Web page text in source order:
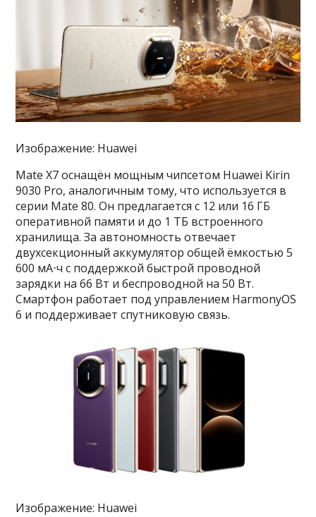
Изображение: Huawei
Mate X7 оснащён мощным чипсетом Huawei Kirin
9030 Pro, аналогичным тому, что используется в
серии Mate 80. Он предлагается с 12 или 16 ГБ
оперативной памяти и до 1 ТБ встроенного
хранилища. За автономность отвечает
двухсекционный аккумулятор общей ёмкостью 5
600 мА⋅ч с поддержкой быстрой проводной
зарядки на 66 Вт и беспроводной на 50 Вт.
Смартфон работает под управлением HarmonyOS
6 и поддерживает спутниковую связь.
Изображение: Huawei